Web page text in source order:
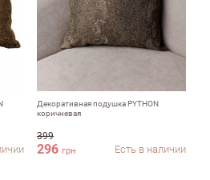
Декоративная подушка PYTHON
коричневая
399
296 грн Есть в наличии